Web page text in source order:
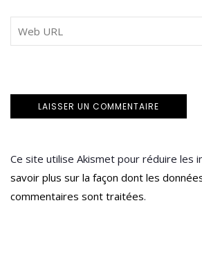
Ce site utilise Akismet pour réduire les
savoir plus sur la façon dont les
commentaires sont traitées.